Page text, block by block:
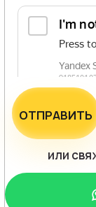
ОТПРАВИТЬ
или